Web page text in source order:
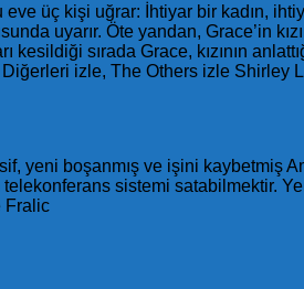
eve üç kişi uğrar: İhtiyar bir kadın,
uyarır. Öte yandan, Grace’in
sırada Grace, kızının
izle, The Others izle Shirley
yeni boşanmış ve işini kaybetmiş
sistemi satabilmektir.
Fralic